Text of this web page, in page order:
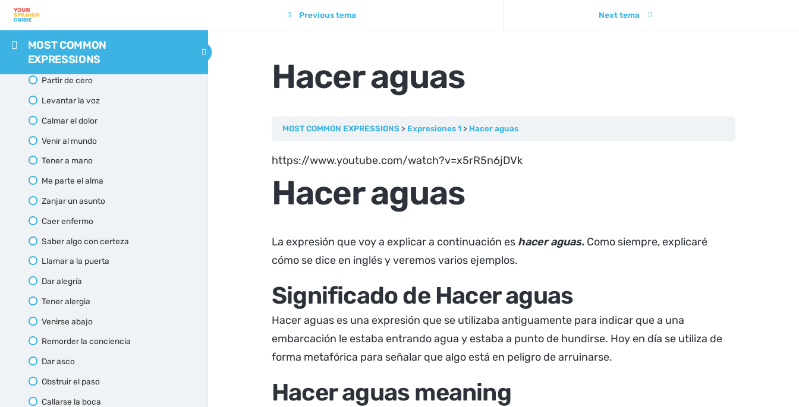
MOST COMMON
EXPRESSIONS
Brilla por su ausencia significado
Rehacer su vida
Partir de cero
Levantar la voz
Calmar el dolor
Venir al mundo
Tener a mano
Me parte el alma
Zanjar un asunto
Caer enfermo
Saber algo con certeza
Llamar a la puerta
Dar alegría
Tener alergia
Venirse abajo
Remorder la conciencia
Dar asco
Obstruir el paso
Callarse la boca
Previous tema Next tema
Hacer aguas
MOST COMMON EXPRESSIONS Expresiones 1 Hacer aguas
https://www.youtube.com/watch?v=x5rR5n6jDVk
Hacer aguas
La expresión que voy a explicar a continuación es hacer aguas. Como siempre, explicaré
cómo se dice en inglés y veremos varios ejemplos.
Significado de Hacer aguas
Hacer aguas es una expresión que se utilizaba antiguamente para indicar que a una
embarcación le estaba entrando agua y estaba a punto de hundirse. Hoy en día se utiliza de
forma metafórica para señalar que algo está en peligro de arruinarse.
Hacer aguas meaning